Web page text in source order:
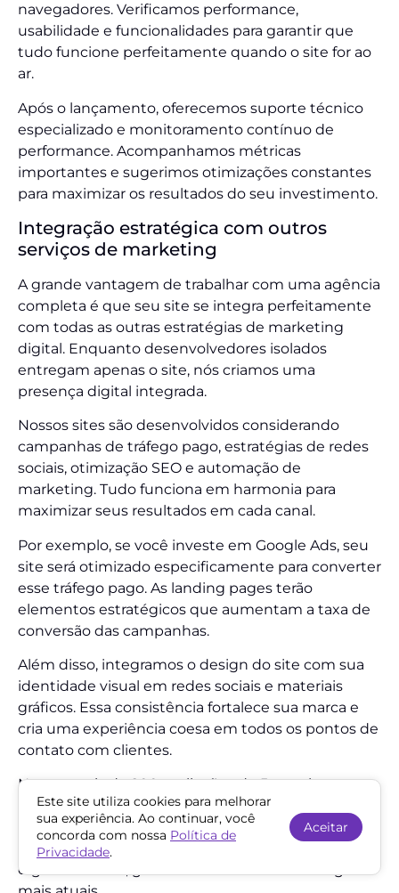
navegadores. Verificamos performance,
usabilidade e funcionalidades para garantir que
tudo funcione perfeitamente quando o site for ao
ar.
Após o lançamento, oferecemos suporte técnico
especializado e monitoramento contínuo de
performance. Acompanhamos métricas
importantes e sugerimos otimizações constantes
para maximizar os resultados do seu investimento.
Integração estratégica com outros
serviços de marketing
A grande vantagem de trabalhar com uma agência
completa é que seu site se integra perfeitamente
com todas as outras estratégias de marketing
digital. Enquanto desenvolvedores isolados
entregam apenas o site, nós criamos uma
presença digital integrada.
Nossos sites são desenvolvidos considerando
campanhas de tráfego pago, estratégias de redes
sociais, otimização SEO e automação de
marketing. Tudo funciona em harmonia para
maximizar seus resultados em cada canal.
Por exemplo, se você investe em Google Ads, seu
site será otimizado especificamente para converter
esse tráfego pago. As landing pages terão
elementos estratégicos que aumentam a taxa de
conversão das campanhas.
Além disso, integramos o design do site com sua
identidade visual em redes sociais e materiais
gráficos. Essa consistência fortalece sua marca e
cria uma experiência coesa em todos os pontos de
contato com clientes.
Nossas mais de 200 avaliações de 5 estrelas no
Google comprovam nossa capacidade de entregar
resultados excepcionais. Somos presença
constante nos maiores eventos de marketing
digital do Brasil, garantindo acesso às estratégias
Este site utiliza cookies para melhorar
sua experiência. Ao continuar, você
concorda com nossa Política de
Privacidade.
Aceitar